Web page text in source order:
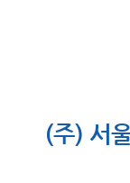
(주) 서